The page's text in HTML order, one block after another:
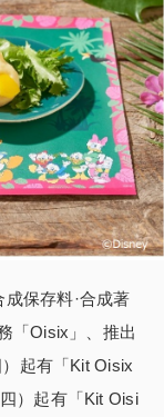
保存料·合成著
「Oisix」、推出
起有「Kit Oisix
）起有「Kit Oisi